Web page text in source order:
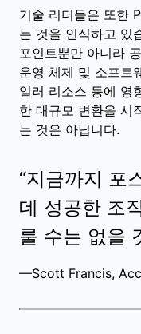
기술 리더들은 또한
는 것을 인식하고 있
포인트뿐만 아니라
운영 체제 및 소프트
일러 리소스 등에 영
한 대규모 변환을 시
는 것은 아닙니다.
“지금까지 포
데 성공한 조
룰 수는 없을
—Scott Francis,